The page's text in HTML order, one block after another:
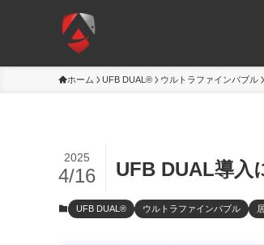
ホーム UFB DUAL® ウルトラファインバブル
UFB DUAL導入
2025
4/16
UFB DUAL® ウルトラファインバブル